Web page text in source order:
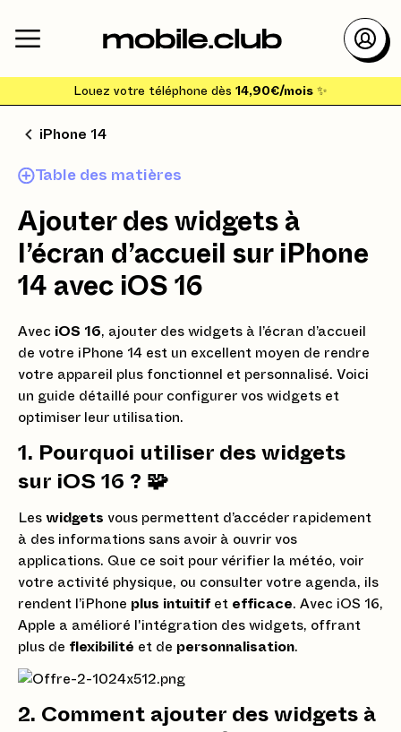
Louez votre téléphone dès 14,90€/mois ✨
iPhone 14
Table des matières
Ajouter des widgets à
l’écran d’accueil sur iPhone
14 avec iOS 16
Avec iOS 16, ajouter des widgets à l’écran d’accueil
de votre iPhone 14 est un excellent moyen de rendre
votre appareil plus fonctionnel et personnalisé. Voici
un guide détaillé pour configurer vos widgets et
optimiser leur utilisation.
1. Pourquoi utiliser des widgets
sur iOS 16 ? 🧩
Les widgets vous permettent d’accéder rapidement
à des informations sans avoir à ouvrir vos
applications. Que ce soit pour vérifier la météo, voir
votre activité physique, ou consulter votre agenda, ils
rendent l’iPhone plus intuitif et efficace. Avec iOS 16,
Apple a amélioré l'intégration des widgets, offrant
plus de flexibilité et de personnalisation.
2. Comment ajouter des widgets à